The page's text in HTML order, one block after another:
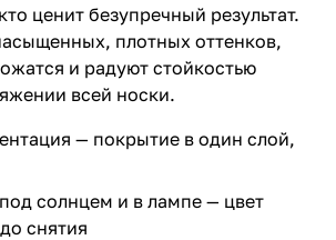
ценит безупречный результат.
плотных оттенков,
и радуют стойкостью
всей носки.
— покрытие в один слой,
солнцем и в лампе — цвет
снятия